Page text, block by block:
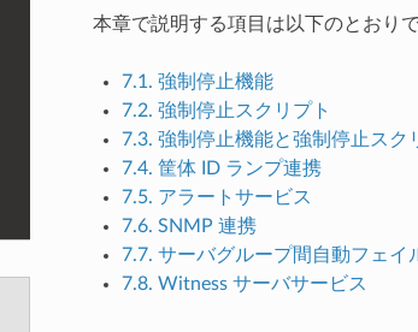
本章で説明する項目は以下のとおりで
7.1. 強制停止機能
7.2. 強制停止スクリプト
7.3. 強制停止機能と強制停止スク
7.4. 筐体 ID ランプ連携
7.5. アラートサービス
7.6. SNMP 連携
7.7. サーバグループ間自動フェイ
7.8. Witness サーバサービス